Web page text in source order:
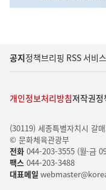
공지정책브리핑 RSS 서비
개인정보처리방침저작권정
(30119) 세종특별자치시 갈
© 문화체육관광부
전화044-203-3555 (월-금
팩스044-203-3488
대표메일